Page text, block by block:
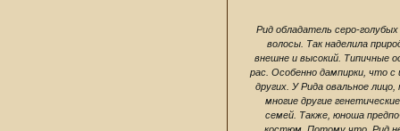
Рид обладатель серо-
волосы. Так наделила
внешне и высокий. Типичные
рас. Особенно дампирки, что
других. У Рида овальное
многие другие
семей. Также, юноша